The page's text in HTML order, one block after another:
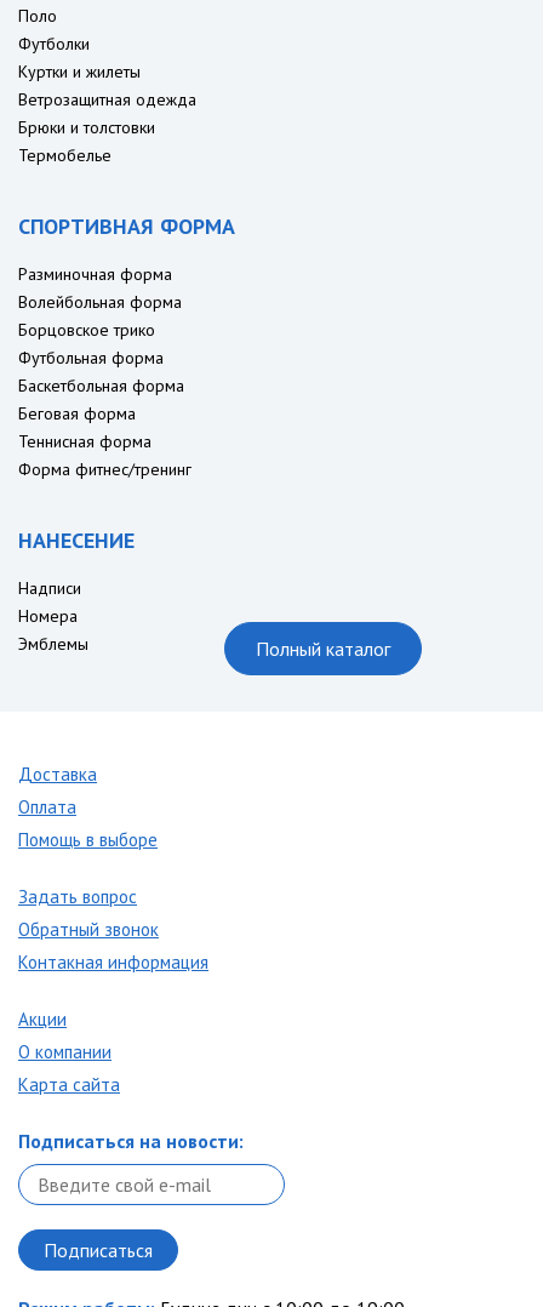
Поло
Футболки
Куртки и жилеты
Ветрозащитная одежда
Брюки и толстовки
Термобелье
СПОРТИВНАЯ ФОРМА
Разминочная форма
Волейбольная форма
Борцовское трико
Футбольная форма
Баскетбольная форма
Беговая форма
Теннисная форма
Форма фитнес/тренинг
НАНЕСЕНИЕ
Надписи
Номера
Эмблемы
Полный каталог
Доставка
Оплата
Помощь в выборе
Задать вопрос
Обратный звонок
Контакная информация
Акции
О компании
Карта сайта
Подписаться на новости: